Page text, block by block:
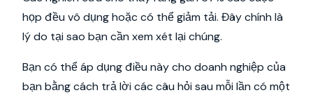
họp đều vô dụng hoặc có thể giảm tải. Đây chính là
lý do tại sao bạn cần xem xét lại chúng.
Bạn có thể áp dụng điều này cho doanh nghiệp của
bạn bằng cách trả lời các câu hỏi sau mỗi lần có một